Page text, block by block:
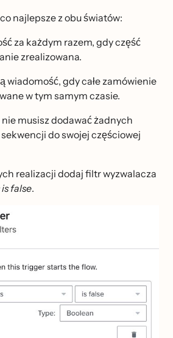
najlepsze z obu światów:
za każdym razem, gdy część
zrealizowana.
wiadomość, gdy całe zamówienie
w tym samym czasie.
musisz dodawać żadnych
do swojej częściowej
realizacji dodaj filtr wyzwalacza
false.